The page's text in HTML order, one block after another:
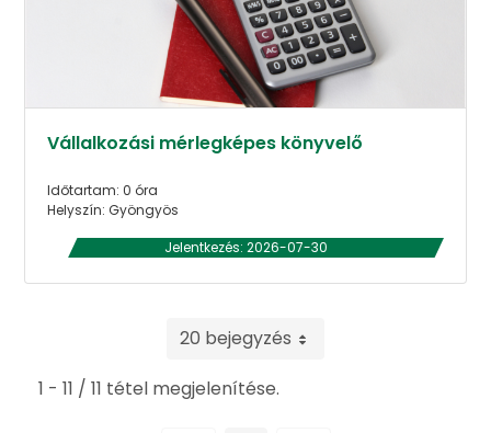
Vállalkozási mérlegképes könyvelő
Időtartam: 0 óra
Helyszín: Gyöngyös
Jelentkezés: 2026-07-30
20 bejegyzés
1 - 11 / 11 tétel megjelenítése.